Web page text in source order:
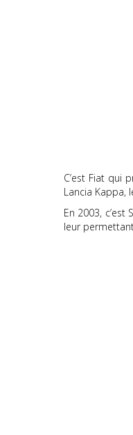
C’est Fiat qui
Lancia Kappa,
En 2003,
leur